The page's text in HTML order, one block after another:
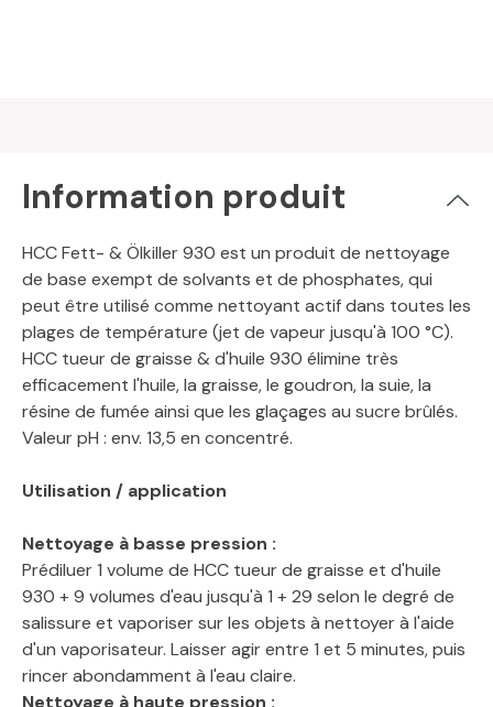
Information produit
HCC Fett- & Ölkiller 930 est un produit de nettoyage
de base exempt de solvants et de phosphates, qui
peut être utilisé comme nettoyant actif dans toutes les
plages de température (jet de vapeur jusqu'à 100 °C).
HCC tueur de graisse & d'huile 930 élimine très
efficacement l'huile, la graisse, le goudron, la suie, la
résine de fumée ainsi que les glaçages au sucre brûlés.
Valeur pH : env. 13,5 en concentré.
Utilisation / application
Nettoyage à basse pression :
Prédiluer 1 volume de HCC tueur de graisse et d'huile
930 + 9 volumes d'eau jusqu'à 1 + 29 selon le degré de
salissure et vaporiser sur les objets à nettoyer à l'aide
d'un vaporisateur. Laisser agir entre 1 et 5 minutes, puis
rincer abondamment à l'eau claire.
Nettoyage à haute pression :